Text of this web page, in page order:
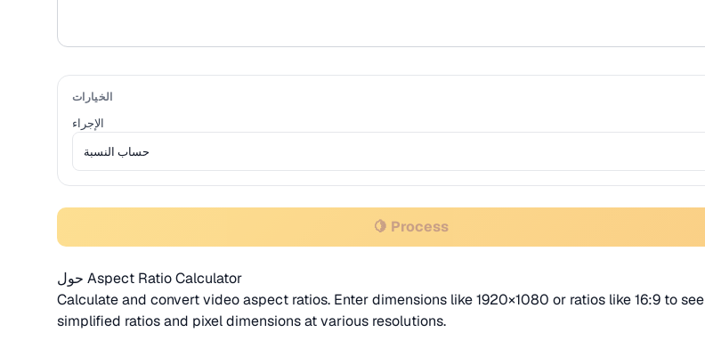
الخيارات
الإجراء
🍋 Process
حول Aspect Ratio Calculator
Calculate and convert video aspect ratios. Enter dimensions like 1920×1080 or ratios like 16:9 to see
simplified ratios and pixel dimensions at various resolutions.